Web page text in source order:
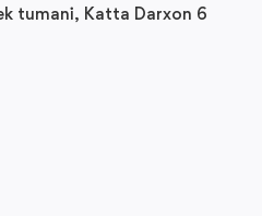
tumani, Katta Darxon 6